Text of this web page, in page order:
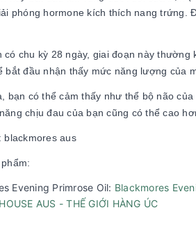
phóng hormone kích thích nang trứng.
có chu kỳ 28 ngày, giai đoạn này
bắt đầu nhận thấy mức năng lượng của
bạn có thể cảm thấy như thể bộ não
chịu đau của bạn cũng có thể cao
blackmores aus
Evening Primrose Oil: Blackmores
AUS - THẾ GIỚI HÀNG ÚC